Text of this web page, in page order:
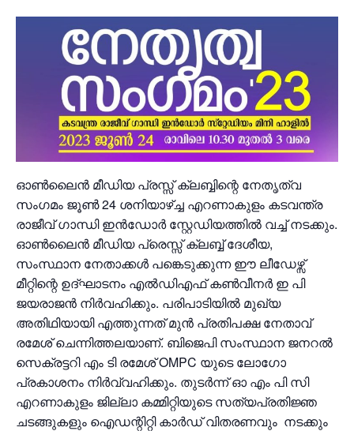
ഓൺലൈൻ മീഡിയ പ്രസ്സ് ക്ലബ്ബിന്റെ നേതൃത്വ
സംഗമം ജൂൺ 24 ശനിയാഴ്ച്ച എറണാകുളം കടവന്ത്ര
രാജീവ് ഗാന്ധി ഇൻഡോർ സ്റ്റേഡിയത്തിൽ വച്ച് നടക്കും.
ഓൺലൈൻ മീഡിയ പ്രെസ്സ് ക്ലബ്ബ്‌ ദേശീയ,
സംസ്ഥാന നേതാക്കൾ പങ്കെടുക്കുന്ന ഈ ലീഡേഴ്സ്
മീറ്റിന്റെ ഉദ്ഘാടനം എൽഡിഎഫ് കൺവീനർ ഇ പി
ജയരാജൻ നിർവഹിക്കും. പരിപാടിയിൽ മുഖ്യ
അതിഥിയായി എത്തുന്നത് മുൻ പ്രതിപക്ഷ നേതാവ്
രമേശ് ചെന്നിത്തലയാണ്. ബിജെപി സംസ്ഥാന ജനറൽ
സെക്രട്ടറി എം ടി രമേശ് OMPC യുടെ ലോഗോ
പ്രകാശനം നിർവ്വഹിക്കും. തുടർന്ന് ഓ എം പി സി
എറണാകുളം ജില്ലാ കമ്മിറ്റിയുടെ സത്യപ്രതിജ്ഞ
ചടങ്ങുകളും ഐഡന്റിറ്റി കാർഡ് വിതരണവും നടക്കും